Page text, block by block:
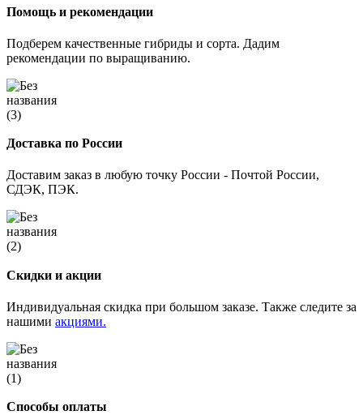
Помощь и рекомендации
Подберем качественные гибриды и сорта. Дадим
рекомендации по выращиванию.
Доставка по России
Доставим заказ в любую точку России - Почтой России,
СДЭК, ПЭК.
Скидки и акции
Индивидуальная скидка при большом заказе. Также следите за
нашими акциями.
Способы оплаты